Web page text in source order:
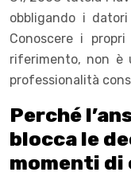
obbligando i
Conoscere i
riferimento, non è
professionalità
Perché
blocca le
momenti di